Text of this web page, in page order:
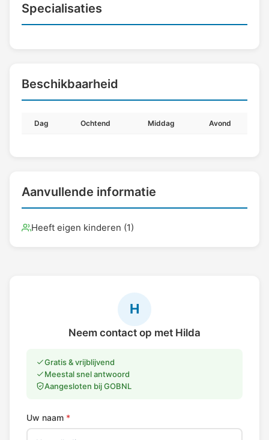
Specialisaties
Beschikbaarheid
Dag Ochtend Middag Avond
Aanvullende informatie
Heeft eigen kinderen (1)
H
Neem contact op met Hilda
Gratis & vrijblijvend
Meestal snel antwoord
Aangesloten bij GOBNL
Uw naam *